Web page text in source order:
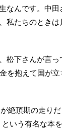
なんです。中
私たちのとき
下さんが言
を抱えて国が
絶頂期の走り
いう有名な本